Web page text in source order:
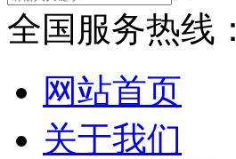
全国服务热线：
网站首页
关于我们